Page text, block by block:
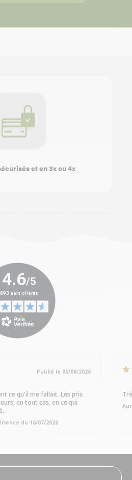
et en 3x ou 4x
Publié le 05/08/2026
ce qu'il me fallait. Les prix
en tout cas, en ce qui
du 18/07/2026